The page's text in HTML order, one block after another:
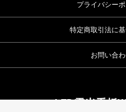
プライバシー
特定商取引法に
お問い合
LED電光看板